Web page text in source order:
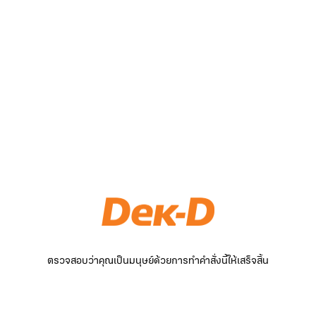
ตรวจสอบว่าคุณเป็นมนุษย์ด้วยการทำคำสั่งนี้ให้เสร็จสิ้น